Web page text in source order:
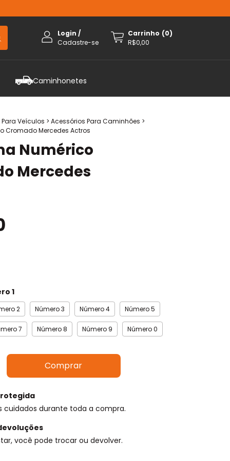
Login /
Cadastre-se
Carrinho (0)
R$0,00
Caminhonetes
Veículos > Acessórios Para Caminhões >
Cromado Mercedes Actros
Numérico
Mercedes
1
2 Número 3 Número 4 Número 5
7 Número 8 Número 9 Número 0
cuidados durante toda a compra.
você pode trocar ou devolver.